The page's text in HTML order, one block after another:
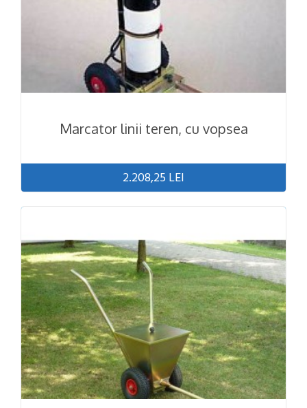
Marcator linii teren, cu vopsea
2.208,25 LEI